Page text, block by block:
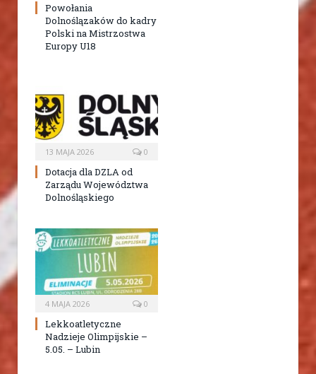
Powołania
Dolnoślązaków do kadry
Polski na Mistrzostwa
Europy U18
13 MAJA 2026 0
Dotacja dla DZLA od
Zarządu Województwa
Dolnośląskiego
4 MAJA 2026 0
Lekkoatletyczne
Nadzieje Olimpijskie –
5.05. – Lubin